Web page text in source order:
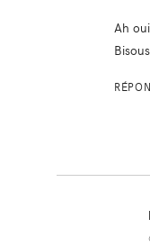
Ah